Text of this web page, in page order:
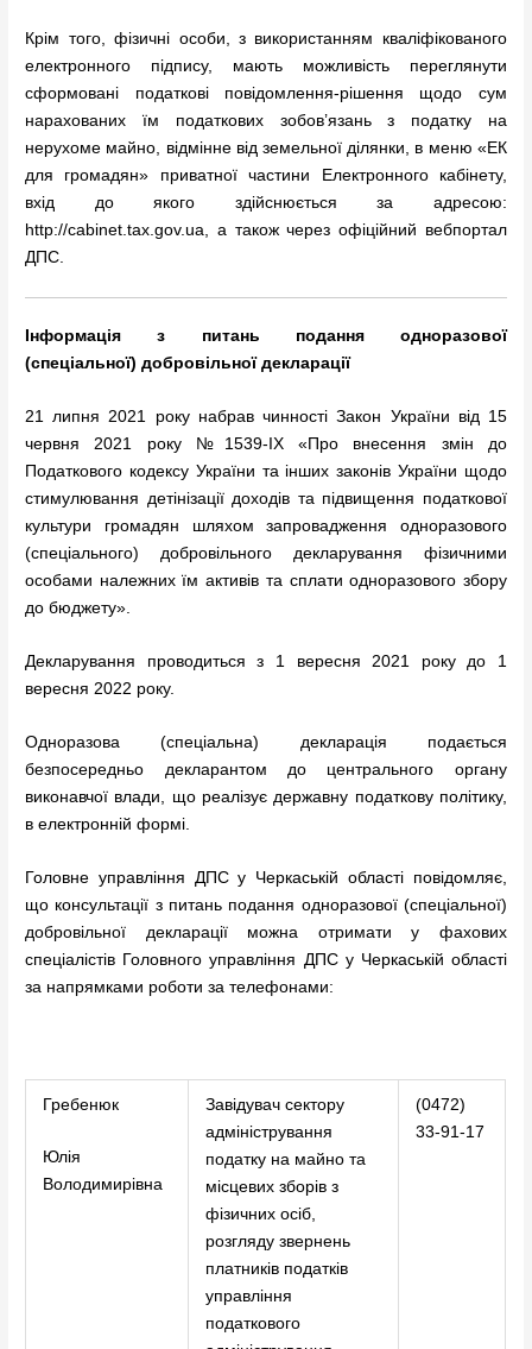
Крім того, фізичні особи, з використанням кваліфікованого
електронного підпису, мають можливість переглянути
сформовані податкові повідомлення-рішення щодо сум
нарахованих їм податкових зобов’язань з податку на
нерухоме майно, відмінне від земельної ділянки, в меню «ЕК
для громадян» приватної частини Електронного кабінету,
вхід до якого здійснюється за адресою:
http://cabinet.tax.gov.ua, а також через офіційний вебпортал
ДПС.
Інформація з питань подання одноразової
(спеціальної)добровільної декларації
21 липня 2021 року набрав чинності Закон України від 15
червня 2021 року №1539-ІХ «Про внесення змін до
Податкового кодексу України та інших законів України щодо
стимулювання детінізації доходів та підвищення податкової
культури громадян шляхом запровадження одноразового
(спеціального) добровільного декларування фізичними
особами належних їм активів та сплати одноразового збору
до бюджету».
Декларування проводиться з 1 вересня 2021 року до 1
вересня 2022 року.
Одноразова (спеціальна) декларація подається
безпосередньо декларантом до центрального органу
виконавчої влади, що реалізує державну податкову політику,
в електронній формі.
Головне управління ДПС у Черкаській області повідомляє,
що консультації з питань подання одноразової (спеціальної)
добровільної декларації можна отримати у фахових
спеціалістів Головного управління ДПС у Черкаській області
за напрямками роботи за телефонами:
Гребенюк
Юлія
Володимирівна
Завідувач сектору
адміністрування
податку на майно та
місцевих зборів з
фізичних осіб,
розгляду звернень
платників податків
управління
податкового
(0472)
33-91-17